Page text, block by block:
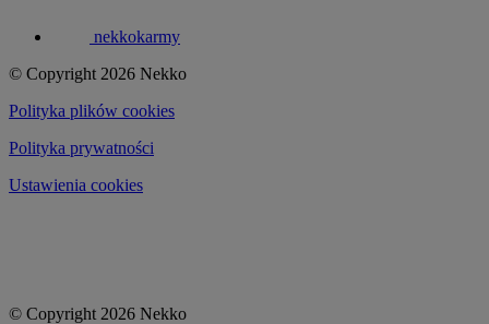
nekkokarmy
© Copyright 2026 Nekko
Polityka plików cookies
Polityka prywatności
Ustawienia cookies
© Copyright 2026 Nekko